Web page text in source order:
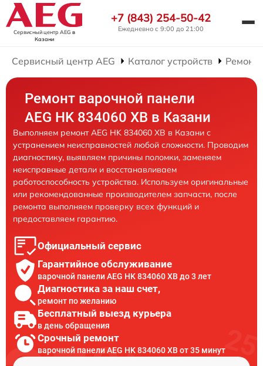
Сервисный центр AEG в
Казани
+7 (843) 254-50-42
Ежедневно с 9:00 до 21:00
Сервисный центр AEG Каталог устройств Ремонт
Ремонт варочной панели
AEG HK 834060 XB в Казани
Выполняем ремонт AEG HK 834060 XB в Казани с
устранением неисправностей любой сложности. Проводим
диагностику, выявляем причины поломки, заменяем
неисправные детали и восстанавливаем
работоспособность устройства. Используем оригинальные
или рекомендованные производителем запчасти, после
ремонта выполняем проверку всех функций и
предоставляем гарантию.
Официальный сервис
Гарантийное обслуживание
варочной панели AEG HK 834060 XB до 3 лет
Диагностика за наш счет,
ремонт по желанию
Бесплатный выезд курьера
в день обращения
Срочный ремонт
варочной панели AEG HK 834060 XB от 35 минут